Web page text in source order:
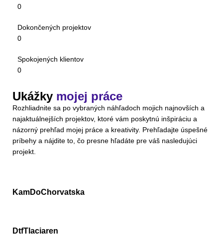
0
Dokončených projektov
0
Spokojených klientov
0
Ukážky mojej práce
Rozhliadnite sa po vybraných náhľadoch mojich najnovších a
najaktuálnejších projektov, ktoré vám poskytnú inšpiráciu a
názorný prehľad mojej práce a kreativity. Prehľadajte úspešné
príbehy a nájdite to, čo presne hľadáte pre váš nasledujúci
projekt.
KamDoChorvatska
DtfTlaciaren